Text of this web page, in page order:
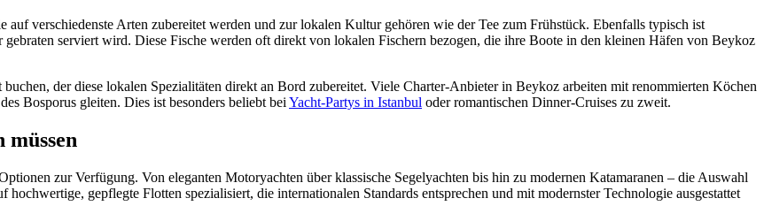
verschiedenste Arten zubereitet werden und zur lokalen Kultur gehören wie der Tee zum Frühstück. Ebenfalls typisch ist
serviert wird. Diese Fische werden oft direkt von lokalen Fischern bezogen, die ihre Boote in den kleinen Häfen von Beykoz
der diese lokalen Spezialitäten direkt an Bord zubereitet. Viele Charter-Anbieter in Beykoz arbeiten mit renommierten Köchen
Bosporus gleiten. Dies ist besonders beliebt bei Yacht-Partys in Istanbul oder romantischen Dinner-Cruises zu zweit.
müssen
zur Verfügung. Von eleganten Motoryachten über klassische Segelyachten bis hin zu modernen Katamaranen – die Auswahl
gepflegte Flotten spezialisiert, die internationalen Standards entsprechen und mit modernster Technologie ausgestattet